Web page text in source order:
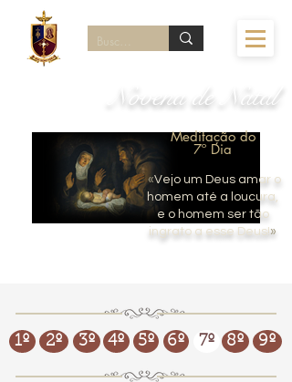
«Vejo um Deus amar o
homem até a loucura,
e o homem ser tão
ingrato a esse Deus!»
Novena de Natal
Meditação do
7º Dia
1º 2º 3º 4º 5º 6º 7º 8º 9º